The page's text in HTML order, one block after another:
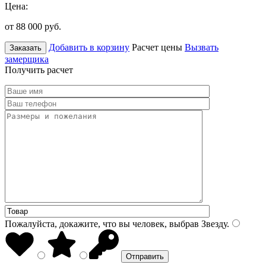
Цена:
от 88 000 руб.
Заказать Добавить в корзину Расчет цены Вызвать
замерщика
Получить расчет
Пожалуйста, докажите, что вы человек, выбрав Звезду.